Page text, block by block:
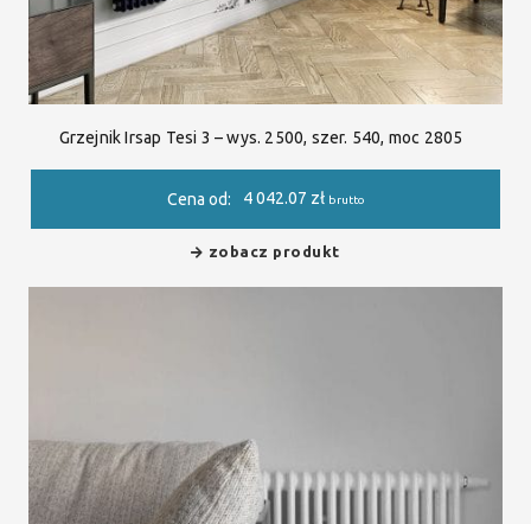
Grzejnik Irsap Tesi 3 – wys. 2500, szer. 540, moc 2805
Cena od: 4 042.07 zł brutto
zobacz produkt